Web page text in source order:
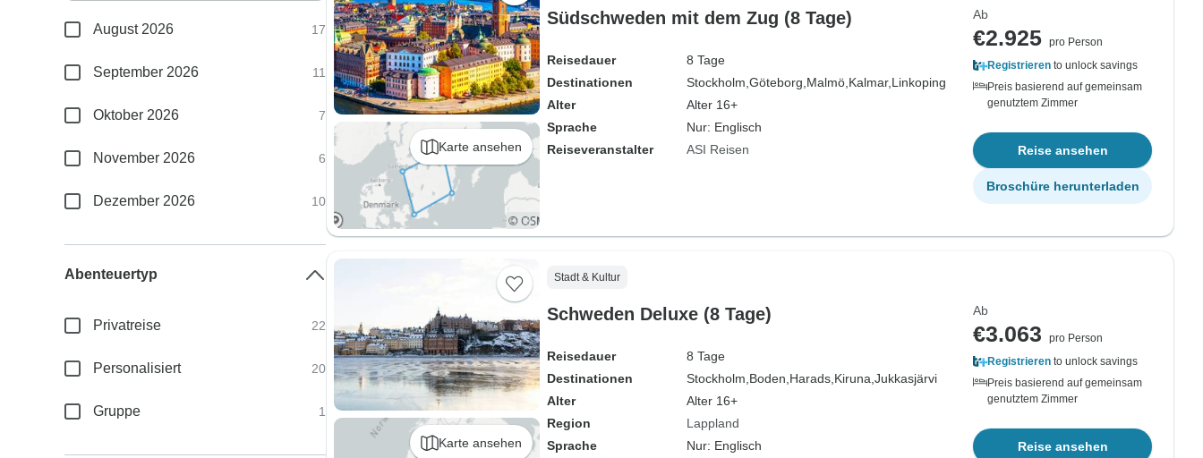
Karte ansehen
Südschweden mit dem Zug (8 Tage)
Reisedauer
8 Tage
Destinationen
Stockholm, Göteborg, Malmö, Kalmar, Linkoping
Alter
Alter 16+
Sprache
Nur: Englisch
Reiseveranstalter
ASI Reisen
Ab
€2.925 pro Person
Registrieren to unlock savings
Preis basierend auf gemeinsam
genutztem Zimmer
Reise ansehen
Broschüre herunterladen
Karte ansehen
Stadt & Kultur
Schweden Deluxe (8 Tage)
Reisedauer
8 Tage
Destinationen
Stockholm, Boden, Harads, Kiruna, Jukkasjärvi
Alter
Alter 16+
Region
Lappland
Sprache
Nur: Englisch
Ab
€3.063
pro Person
Registrieren to unlock savings
Preis basierend auf gemeinsam
genutztem Zimmer
Reise ansehen
August 2026 17
September 2026 11
Oktober 2026 7
November 2026 6
Dezember 2026 10
Abenteuertyp
Privatreise 22
Personalisiert 20
Gruppe 1